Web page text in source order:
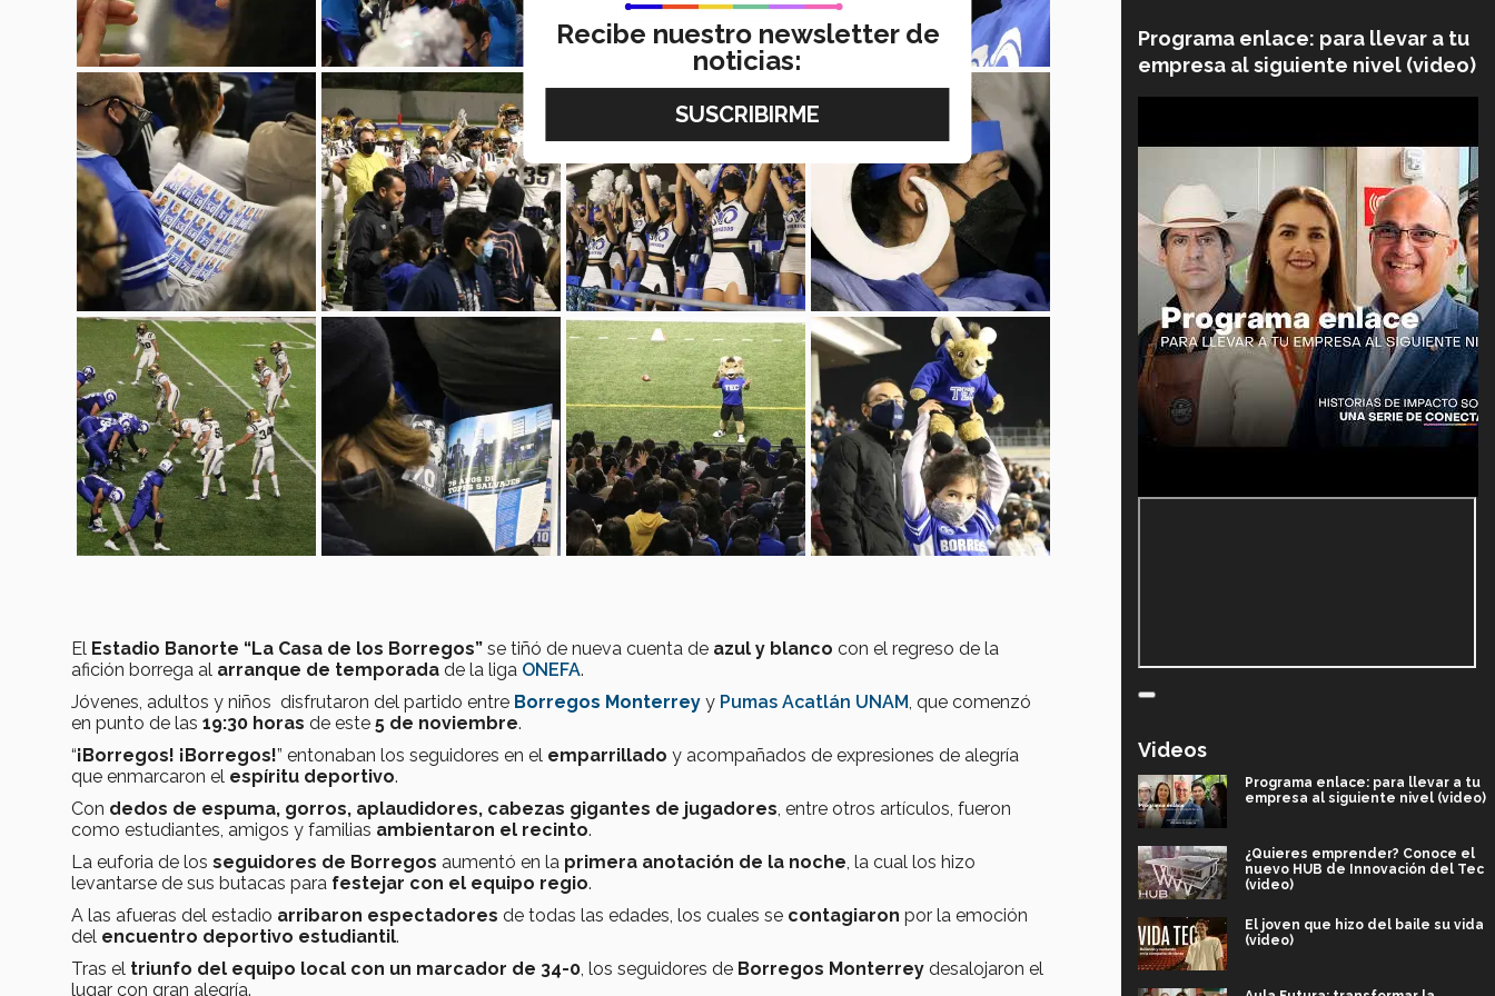
El Estadio Banorte “La Casa de los Borregos” se tiñó de nueva cuenta de azul y blanco con el regreso de la
afición borrega al arranque de temporada de la liga ONEFA.
Jóvenes, adultos y niños disfrutaron del partido entre Borregos Monterrey y Pumas Acatlán UNAM, que comenzó
en punto de las 19:30 horas de este 5 de noviembre.
“¡Borregos! ¡Borregos!” entonaban los seguidores en el emparrillado y acompañados de expresiones de alegría
que enmarcaron el espíritu deportivo.
Con dedos de espuma, gorros, aplaudidores, cabezas gigantes de jugadores, entre otros artículos, fueron
como estudiantes, amigos y familias ambientaron el recinto.
La euforia de los seguidores de Borregos aumentó en la primera anotación de la noche, la cual los hizo
levantarse de sus butacas para festejar con el equipo regio.
A las afueras del estadio arribaron espectadores de todas las edades, los cuales se contagiaron por la emoción
del encuentro deportivo estudiantil.
Tras el triunfo del equipo local con un marcador de 34-0, los seguidores de Borregos Monterrey desalojaron el
lugar con gran alegría.
Programa enlace: para llevar a tu
empresa al siguiente nivel (video)
Videos
Programa enlace: para llevar a tu
empresa al siguiente nivel (video)
¿Quieres emprender? Conoce el
nuevo HUB de Innovación del Tec
(video)
El joven que hizo del baile su vida
(video)
Recibe nuestro newsletter de
noticias: